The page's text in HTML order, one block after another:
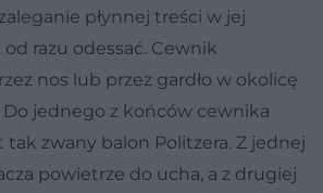
płynnej treści w jej
razu odessać. Cewnik
nos lub przez gardło w okolicę
Do jednego z końców cewnika
tak zwany balon Politzera. Z jednej
powietrze do ucha, a z drugiej